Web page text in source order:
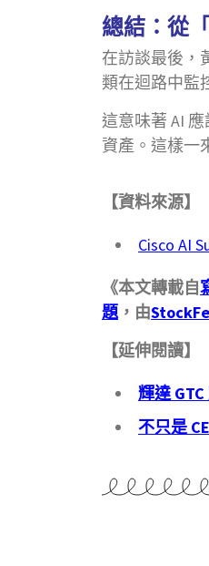
總結：從
在訪談最後，
類在迴路中監
這意味著 AI
資產。這樣一
【資料來源】
Cisco AI
《本文轉載自
題，由
【延伸閱讀】
輝達GTC
不只是